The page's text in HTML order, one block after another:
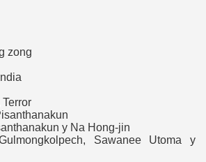
zong
y Na Hong-jin
Sawanee Utoma y